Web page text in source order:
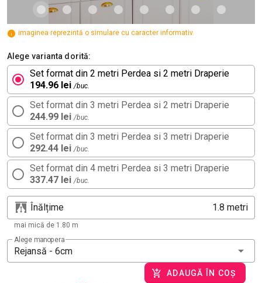
imaginea reprezintă o simulare cu caracter informativ.
Alege varianta dorită:
Set format din 2 metri Perdea si 2 metri Draperie
194.96 lei /buc.
Set format din 3 metri Perdea si 2 metri Draperie
244.99 lei /buc.
Set format din 3 metri Perdea si 3 metri Draperie
292.44 lei /buc.
Set format din 4 metri Perdea si 3 metri Draperie
337.47 lei /buc.
Înălțime metri
mai mică de 1.80 m
Alege manopera
Rejansă - 6cm
ADAUGĂ ÎN COȘ